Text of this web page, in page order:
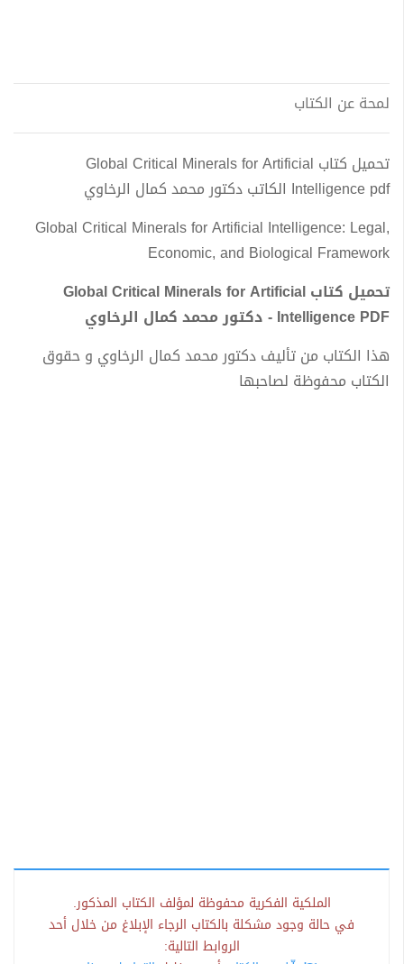
لمحة عن الكتاب
تحميل كتاب Global Critical Minerals for Artificial
Intelligence pdf الكاتب دكتور محمد كمال الرخاوي
Global Critical Minerals for Artificial Intelligence: Legal,
Economic, and Biological Framework
تحميل كتاب Global Critical Minerals for Artificial
Intelligence PDF - دكتور محمد كمال الرخاوي
هذا الكتاب من تأليف دكتور محمد كمال الرخاوي و حقوق
الكتاب محفوظة لصاحبها
الملكية الفكرية محفوظة لمؤلف الكتاب المذكور.
في حالة وجود مشكلة بالكتاب الرجاء الإبلاغ من خلال أحد
الروابط التالية: